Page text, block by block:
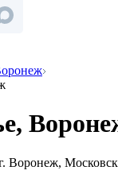
Воронеж,